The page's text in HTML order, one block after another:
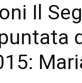
Il